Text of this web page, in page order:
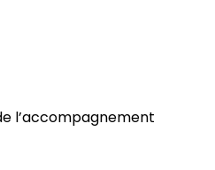
l’accompagnement